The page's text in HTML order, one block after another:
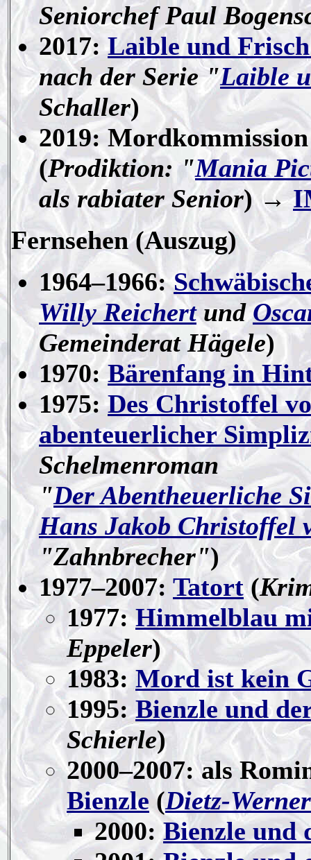
Seniorchef Paul
2017:Laible und
nach der Serie "Laible
Schaller)
2019:
(Prodiktion: "Mania
als rabiater Senior) →
Fernsehen (Auszug)
1964–1966:
Willy Reichertund
Gemeinderat Hägele)
1970:Bärenfang in
1975:Des Christoffel
abenteuerlicher
Schelmenroman
"Der Abentheuerliche
Hans Jakob Christoffel
"Zahnbrecher")
1977–2007: Tatort(
1977:Himmelblau
Eppeler)
1983:Mord ist kein
1995:Bienzle und
Schierle)
2000–2007: als
Bienzle(Dietz-
2000:Bienzle und